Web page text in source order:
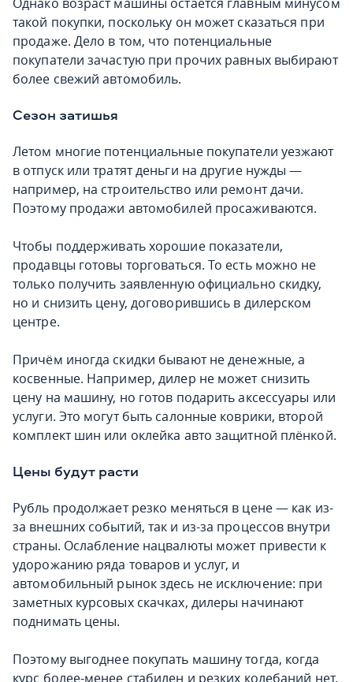
такой покупки, поскольку он может сказаться при
продаже. Дело в том, что потенциальные
покупатели зачастую при прочих равных выбирают
более свежий автомобиль.
Сезон затишья
Летом многие потенциальные покупатели уезжают
в отпуск или тратят деньги на другие нужды —
например, на строительство или ремонт дачи.
Поэтому продажи автомобилей просаживаются.
Чтобы поддерживать хорошие показатели,
продавцы готовы торговаться. То есть можно не
только получить заявленную официально скидку,
но и снизить цену, договорившись в дилерском
центре.
Причём иногда скидки бывают не денежные, а
косвенные. Например, дилер не может снизить
цену на машину, но готов подарить аксессуары или
услуги. Это могут быть салонные коврики, второй
комплект шин или оклейка авто защитной плёнкой.
Цены будут расти
Рубль продолжает резко меняться в цене — как из-
за внешних событий, так и из-за процессов внутри
страны. Ослабление нацвалюты может привести к
удорожанию ряда товаров и услуг, и
автомобильный рынок здесь не исключение: при
заметных курсовых скачках, дилеры начинают
поднимать цены.
Поэтому выгоднее покупать машину тогда, когда
курс более-менее стабилен и резких колебаний нет.